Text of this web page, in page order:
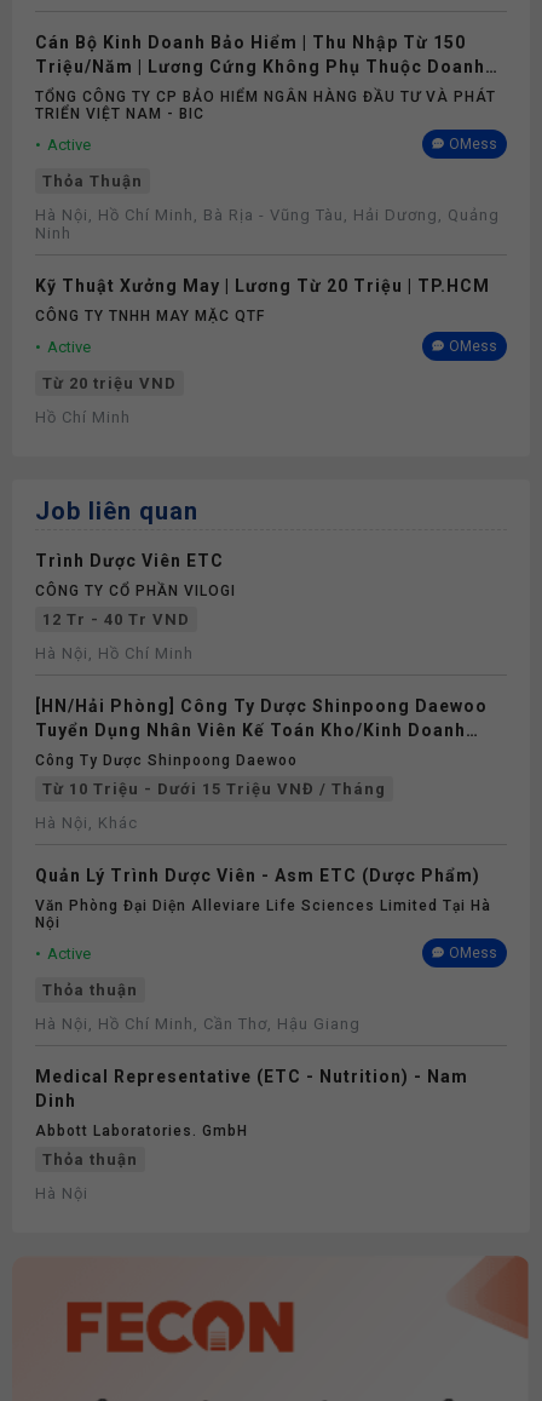
Cán Bộ Kinh Doanh Bảo Hiểm | Thu Nhập Từ 150
Triệu/Năm | Lương Cứng Không Phụ Thuộc Doanh
Số
TỔNG CÔNG TY CP BẢO HIỂM NGÂN HÀNG ĐẦU TƯ VÀ PHÁT
TRIỂN VIỆT NAM - BIC
Active OMess
Thỏa Thuận
Hà Nội, Hồ Chí Minh, Bà Rịa - Vũng Tàu, Hải Dương, Quảng
Ninh
Kỹ Thuật Xưởng May | Lương Từ 20 Triệu | TP.HCM
CÔNG TY TNHH MAY MẶC QTF
Active OMess
Từ 20 triệu VND
Hồ Chí Minh
Job liên quan
Trình Dược Viên ETC
CÔNG TY CỔ PHẦN VILOGI
12 Tr - 40 Tr VND
Hà Nội, Hồ Chí Minh
[HN/Hải Phòng] Công Ty Dược Shinpoong Daewoo
Tuyển Dụng Nhân Viên Kế Toán Kho/Kinh Doanh
Dược (Trình Dược Viên) Full-time 2026
Công Ty Dược Shinpoong Daewoo
Từ 10 Triệu - Dưới 15 Triệu VNĐ / Tháng
Hà Nội, Khác
Quản Lý Trình Dược Viên - Asm ETC (Dược Phẩm)
Văn Phòng Đại Diện Alleviare Life Sciences Limited Tại Hà
Nội
Active OMess
Thỏa thuận
Hà Nội, Hồ Chí Minh, Cần Thơ, Hậu Giang
Medical Representative (ETC - Nutrition) - Nam
Dinh
Abbott Laboratories. GmbH
Thỏa thuận
Hà Nội